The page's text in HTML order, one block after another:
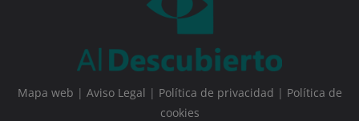
Mapa web | Aviso Legal | Política de privacidad | Política de
cookies